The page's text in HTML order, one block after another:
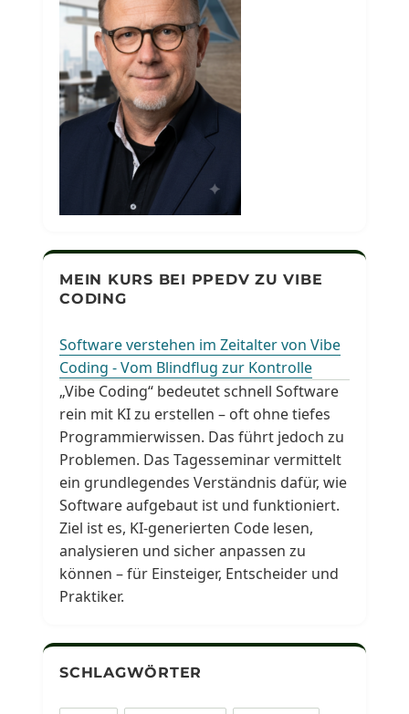
MEIN KURS BEI PPEDV ZU VIBE
CODING
Software verstehen im Zeitalter von Vibe
Coding - Vom Blindflug zur Kontrolle
„Vibe Coding“ bedeutet schnell Software
rein mit KI zu erstellen – oft ohne tiefes
Programmierwissen. Das führt jedoch zu
Problemen. Das Tagesseminar vermittelt
ein grundlegendes Verständnis dafür, wie
Software aufgebaut ist und funktioniert.
Ziel ist es, KI-generierten Code lesen,
analysieren und sicher anpassen zu
können – für Einsteiger, Entscheider und
Praktiker.
SCHLAGWÖRTER